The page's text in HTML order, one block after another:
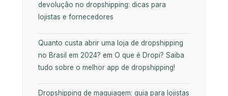
devolução no dropshipping: dicas para
lojistas e fornecedores
Quanto custa abrir uma loja de dropshipping
no Brasil em 2024? em O que é Dropi? Saiba
tudo sobre o melhor app de dropshipping!
Dropshipping de maquiagem: guia para lojistas